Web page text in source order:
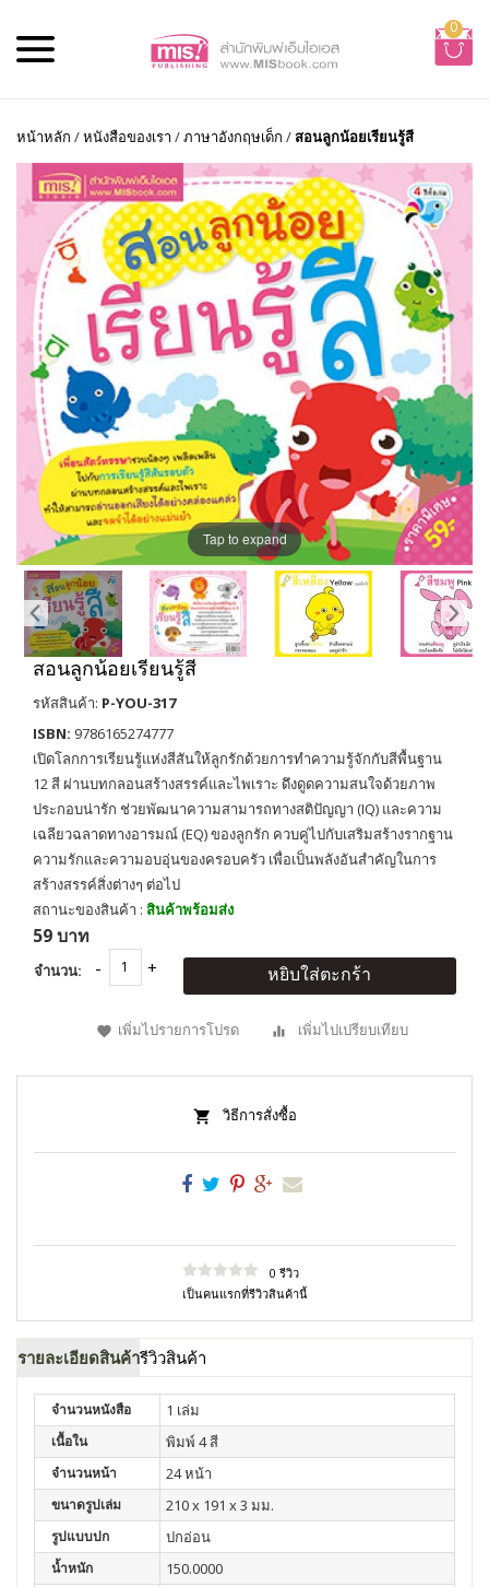
0
หน้าหลัก /หนังสือของเรา /ภาษาอังกฤษเด็ก /สอนลูกน้อยเรียนรู้สี
Tap to expand
สอนลูกน้อยเรียนรู้สี
รหัสสินค้า: P-YOU-317
ISBN: 9786165274777
เปิดโลกการเรียนรู้แห่งสีสันให้ลูกรักด้วยการทำความรู้จักกับสีพื้นฐาน
12 สี ผ่านบทกลอนสร้างสรรค์และไพเราะ ดึงดูดความสนใจด้วยภาพ
ประกอบน่ารัก ช่วยพัฒนาความสามารถทางสติปัญญา (IQ) และความ
เฉลียวฉลาดทางอารมณ์ (EQ) ของลูกรัก ควบคู่ไปกับเสริมสร้างรากฐาน
ความรักและความอบอุ่นของครอบครัว เพื่อเป็นพลังอันสำคัญในการ
สร้างสรรค์สิ่งต่างๆ ต่อไป
สถานะของสินค้า : สินค้าพร้อมส่ง
59 บาท
จำนวน: หยิบใส่ตะกร้า
เพิ่มไปรายการโปรด เพิ่มไปเปรียบเทียบ
วิธีการสั่งซื้อ
0 รีวิว
เป็นคนแรกที่รีวิวสินค้านี้
รายละเอียดสินค้ารีวิวสินค้า
จำนวนหนังสือ 1 เล่ม
เนื้อใน พิมพ์ 4 สี
จำนวนหน้า 24 หน้า
ขนาดรูปเล่ม 210 x 191 x 3 มม.
รูปแบบปก ปกอ่อน
น้ำหนัก 150.0000